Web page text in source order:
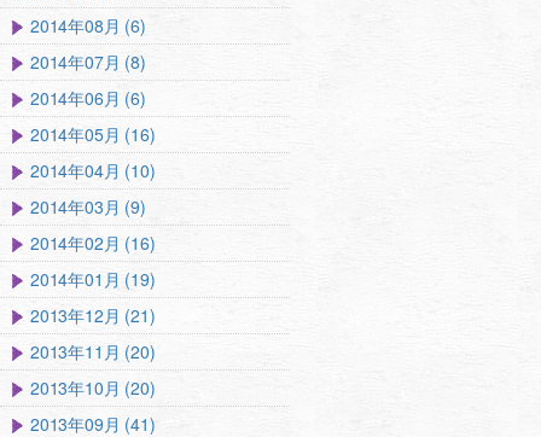
2014年08月 (6)
2014年07月 (8)
2014年06月 (6)
2014年05月 (16)
2014年04月 (10)
2014年03月 (9)
2014年02月 (16)
2014年01月 (19)
2013年12月 (21)
2013年11月 (20)
2013年10月 (20)
2013年09月 (41)